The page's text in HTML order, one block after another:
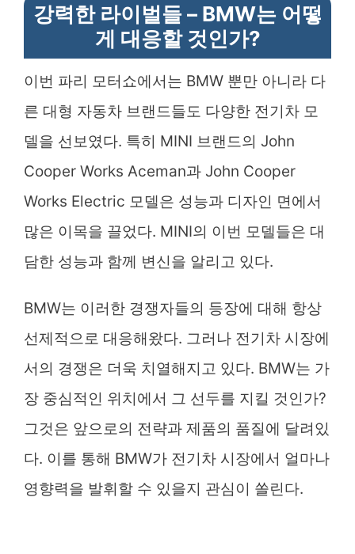
강력한 라이벌들 – BMW는 어떻
게 대응할 것인가?
이번 파리 모터쇼에서는 BMW 뿐만 아니라 다
른 대형 자동차 브랜드들도 다양한 전기차 모
델을 선보였다. 특히 MINI 브랜드의 John
Cooper Works Aceman과 John Cooper
Works Electric 모델은 성능과 디자인 면에서
많은 이목을 끌었다. MINI의 이번 모델들은 대
담한 성능과 함께 변신을 알리고 있다.
BMW는 이러한 경쟁자들의 등장에 대해 항상
선제적으로 대응해왔다. 그러나 전기차 시장에
서의 경쟁은 더욱 치열해지고 있다. BMW는 가
장 중심적인 위치에서 그 선두를 지킬 것인가?
그것은 앞으로의 전략과 제품의 품질에 달려있
다. 이를 통해 BMW가 전기차 시장에서 얼마나
영향력을 발휘할 수 있을지 관심이 쏠린다.